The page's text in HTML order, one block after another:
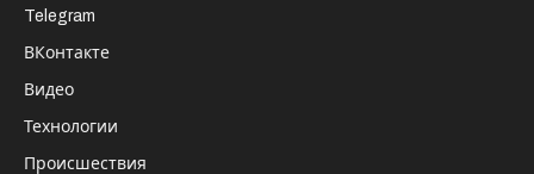
Telegram
ВКонтакте
Видео
Технологии
Происшествия